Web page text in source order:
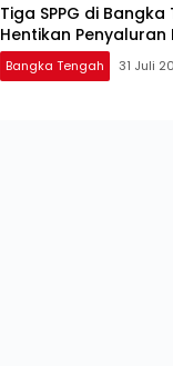
‎Tiga SPPG di
Bangka Tengah 31 Juli